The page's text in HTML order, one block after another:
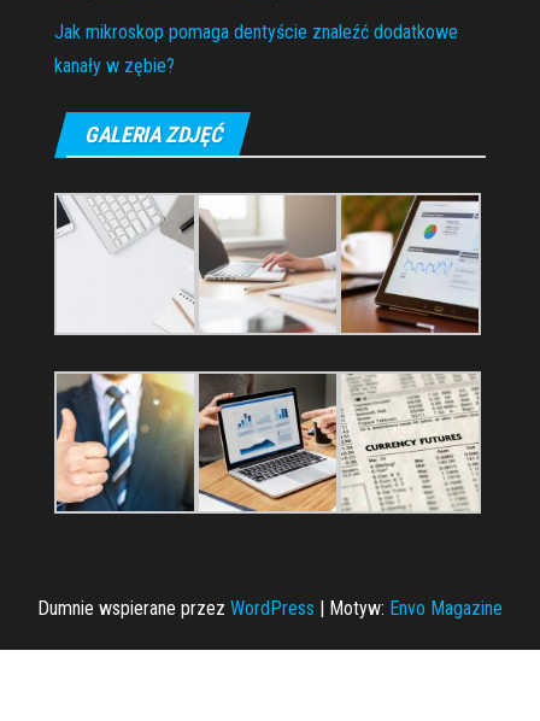
Jak mikroskop pomaga dentyście znaleźć dodatkowe
kanały w zębie?
GALERIA ZDJĘĆ
Dumnie wspierane przez WordPress | Motyw: Envo Magazine